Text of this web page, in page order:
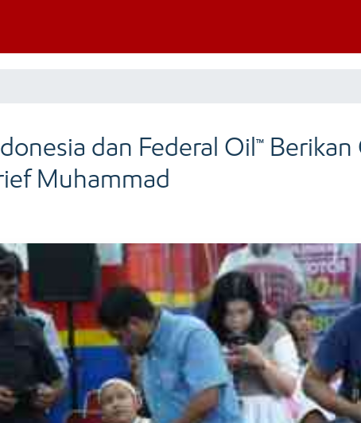
dan Federal Oil™
Muhammad